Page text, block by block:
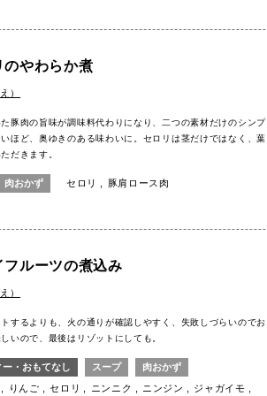
のやわらか煮
）
豚肉の旨味が調味料代わりになり、二つの素材だけのシンプ
ほど、奥ゆきのある味わいに。セロリは茎だけではなく、葉
だきます。
肉おかず セロリ 豚肩ロース肉
ルーツの煮込み
）
するよりも、火の通りが確認しやすく、失敗しづらいのでお
いので、最後はリゾットにしても。
ー・おもてなし スープ
肉おかず
りんご
セロリ ニンニク ニンジン ジャガイモ